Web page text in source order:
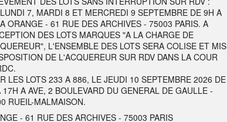
7, MARDI 8 ET MERCREDI 9 SEPTEMBRE DE 9H A
ORANGE - 61 RUE DES ARCHIVES - 75003 PARIS. A
DES LOTS MARQUES "A LA CHARGE DE
L'ENSEMBLE DES LOTS SERA COLISE ET MIS
DE L'ACQUEREUR SUR RDV DANS LA COUR
LES LOTS 233 A 886, LE JEUDI 10 SEPTEMBRE 2026 DE
17H A AVE, 2 BOULEVARD DU GENERAL DE GAULLE -
RUEIL-MALMAISON.
- 61 RUE DES ARCHIVES - 75003 PARIS